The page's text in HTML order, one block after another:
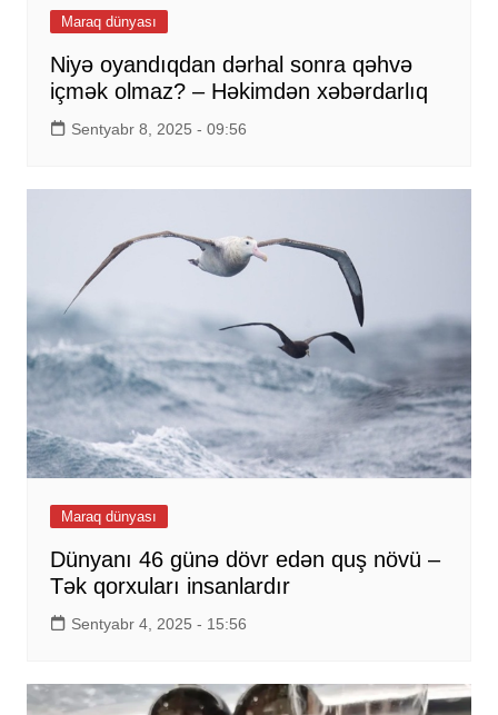
Maraq dünyası
Niyə oyandıqdan dərhal sonra qəhvə
içmək olmaz? – Həkimdən xəbərdarlıq
Sentyabr 8, 2025 - 09:56
Maraq dünyası
Dünyanı 46 günə dövr edən quş növü –
Tək qorxuları insanlardır
Sentyabr 4, 2025 - 15:56